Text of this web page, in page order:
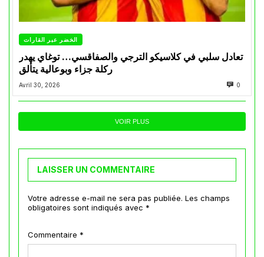
الخضر عبر القارات
تعادل سلبي في كلاسيكو الترجي والصفاقسي… توغاي يهدر
ركلة جزاء وبوعالية يتألق
Avril 30, 2026 0
VOIR PLUS
LAISSER UN COMMENTAIRE
Votre adresse e-mail ne sera pas publiée. Les champs
obligatoires sont indiqués avec *
Commentaire *